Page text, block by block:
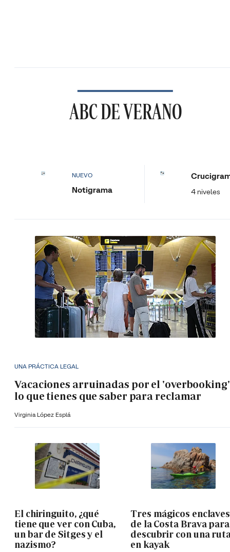
ABC DE VERANO
NUEVO
Notigrama 4 niveles
UNA PRÁCTICA LEGAL
Vacaciones arruinadas por el
lo que tienes que saber para reclamar
Virginia López Esplá
El chiringuito, ¿qué
tiene que ver con Cuba,
un bar de Sitges y el
nazismo?
Tres mágicos enclaves
de la Costa Brava para
descubrir con una
en kayak